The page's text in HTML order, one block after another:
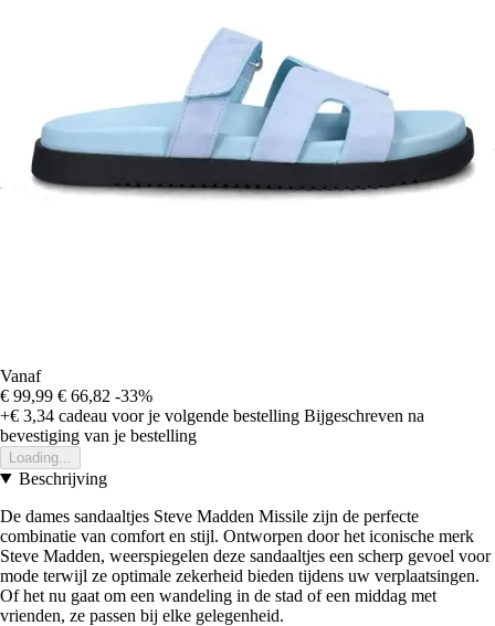
Vanaf
€ 99,99 € 66,82 -33%
+€ 3,34 cadeau voor je volgende bestelling Bijgeschreven na
bevestiging van je bestelling
Loading...
Beschrijving
De dames sandaaltjes Steve Madden Missile zijn de perfecte
combinatie van comfort en stijl. Ontworpen door het iconische merk
Steve Madden, weerspiegelen deze sandaaltjes een scherp gevoel voor
mode terwijl ze optimale zekerheid bieden tijdens uw verplaatsingen.
Of het nu gaat om een wandeling in de stad of een middag met
vrienden, ze passen bij elke gelegenheid.